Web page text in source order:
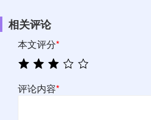
相关评论
本文评分*
评论内容*